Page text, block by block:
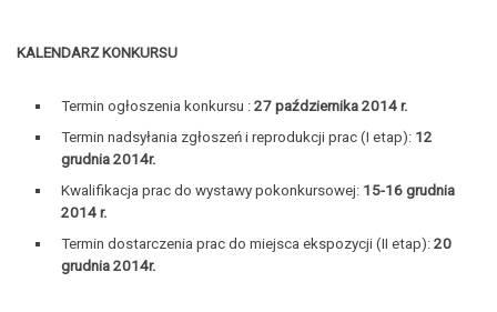
KALENDARZ KONKURSU
Termin ogłoszenia konkursu : 27 października 2014 r.
Termin nadsyłania zgłoszeń i reprodukcji prac (I etap): 12
grudnia 2014r.
Kwalifikacja prac do wystawy pokonkursowej: 15-16 grudnia
2014 r.
Termin dostarczenia prac do miejsca ekspozycji (II etap): 20
grudnia 2014r.